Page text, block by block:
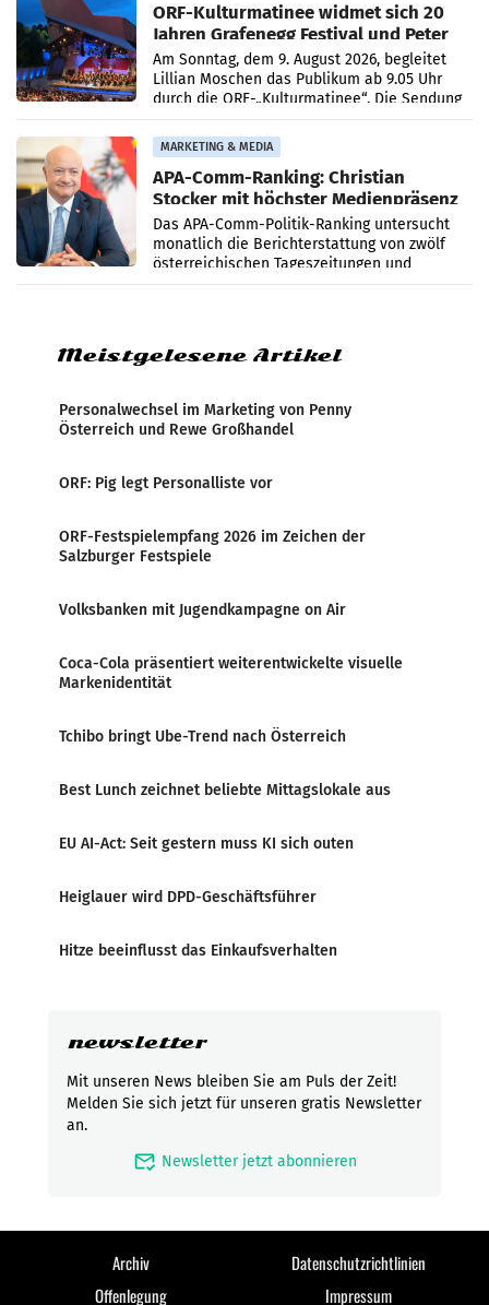
ORF-Kulturmatinee widmet sich 20
Jahren Grafenegg Festival und Peter
Simonischek
Am Sonntag, dem 9. August 2026, begleitet
Lillian Moschen das Publikum ab 9.05 Uhr
durch die ORF-„Kulturmatinee“. Die Sendung
startet mit der Dokumentation „20 Jahre
Grafenegg
MARKETING & MEDIA
APA-Comm-Ranking: Christian
Stocker mit höchster Medienpräsenz
im Juli
Das APA-Comm-Politik-Ranking untersucht
monatlich die Berichterstattung von zwölf
österreichischen Tageszeitungen und
analysiert, welche Politikerinnen und
Meistgelesene Artikel
Personalwechsel im Marketing von Penny
Österreich und Rewe Großhandel
ORF: Pig legt Personalliste vor
ORF-Festspielempfang 2026 im Zeichen der
Salzburger Festspiele
Volksbanken mit Jugendkampagne on Air
Coca-Cola präsentiert weiterentwickelte visuelle
Markenidentität
Tchibo bringt Ube-Trend nach Österreich
Best Lunch zeichnet beliebte Mittagslokale aus
EU AI-Act: Seit gestern muss KI sich outen
Heiglauer wird DPD-Geschäftsführer
Hitze beeinflusst das Einkaufsverhalten
newsletter
Mit unseren News bleiben Sie am Puls der Zeit!
Melden Sie sich jetzt für unseren gratis Newsletter
an.
mark_email_read Newsletter jetzt abonnieren
Archiv
Datenschutzrichtlinien
Offenlegung
Impressum